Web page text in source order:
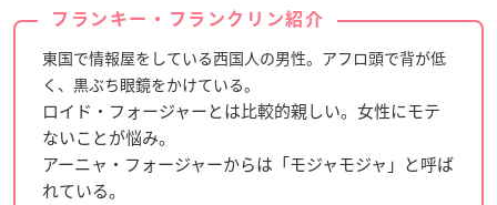
フランキー・フランクリン紹介
東国で情報屋をしている西国人の男性。アフロ頭で背が低
く、黒ぶち眼鏡をかけている。
ロイド・フォージャーとは比較的親しい。女性にモテ
ないことが悩み。
アーニャ・フォージャーからは「モジャモジャ」と呼ば
れている。